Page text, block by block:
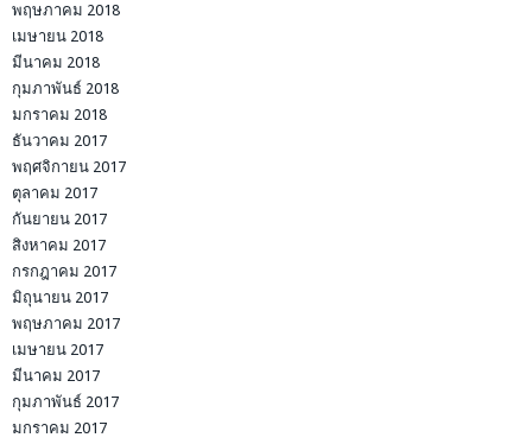
พฤษภาคม 2018
เมษายน 2018
มีนาคม 2018
กุมภาพันธ์ 2018
มกราคม 2018
ธันวาคม 2017
พฤศจิกายน 2017
ตุลาคม 2017
กันยายน 2017
สิงหาคม 2017
กรกฎาคม 2017
มิถุนายน 2017
พฤษภาคม 2017
เมษายน 2017
มีนาคม 2017
กุมภาพันธ์ 2017
มกราคม 2017